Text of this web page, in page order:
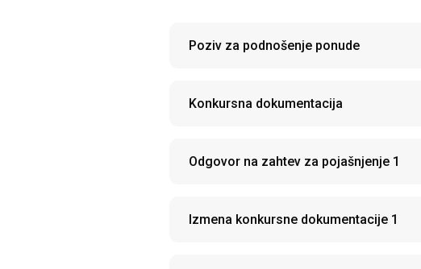
Poziv za podnošenje ponude
Konkursna dokumentacija
Odgovor na zahtev za pojašnjenje 1
Izmena konkursne dokumentacije 1